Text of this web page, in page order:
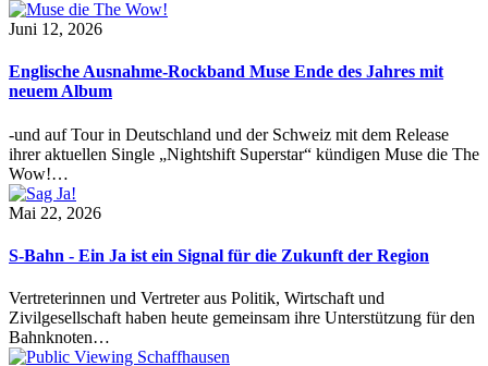
Juni 12, 2026
Englische Ausnahme-Rockband Muse Ende des Jahres mit
neuem Album
-und auf Tour in Deutschland und der Schweiz mit dem Release
ihrer aktuellen Single „Nightshift Superstar“ kündigen Muse die The
Wow!…
Mai 22, 2026
S-Bahn - Ein Ja ist ein Signal für die Zukunft der Region
Vertreterinnen und Vertreter aus Politik, Wirtschaft und
Zivilgesellschaft haben heute gemeinsam ihre Unterstützung für den
Bahnknoten…